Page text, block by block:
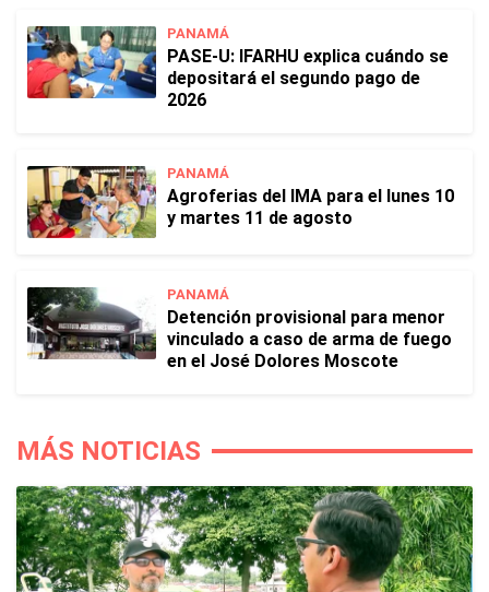
PANAMÁ
PASE-U: IFARHU explica cuándo se
depositará el segundo pago de
2026
PANAMÁ
Agroferias del IMA para el lunes 10
y martes 11 de agosto
PANAMÁ
Detención provisional para menor
vinculado a caso de arma de fuego
en el José Dolores Moscote
MÁS NOTICIAS